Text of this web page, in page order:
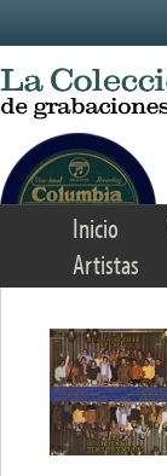
Inicio
Artistas